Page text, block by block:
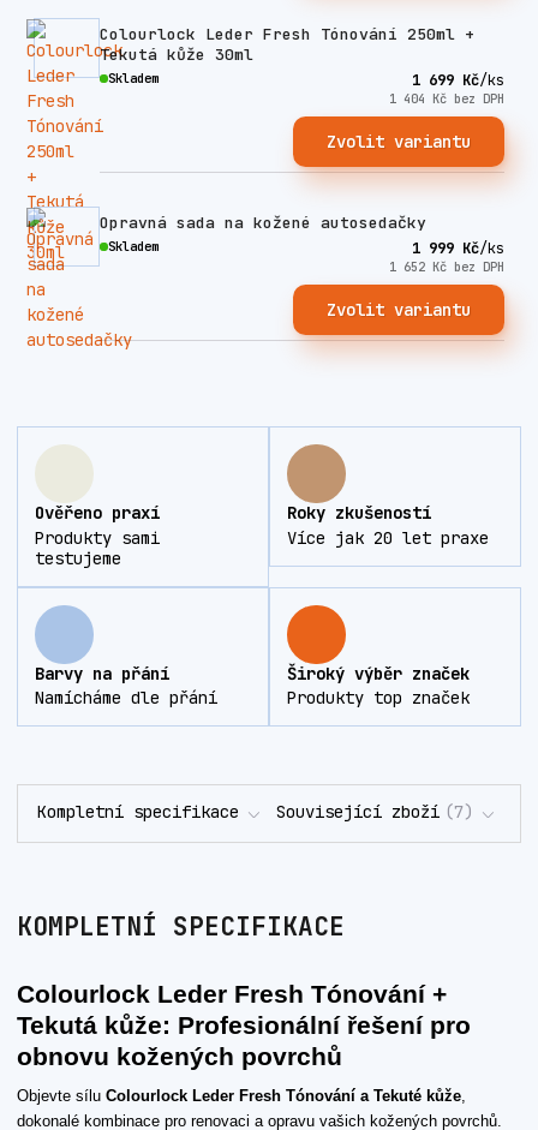
Colourlock Leder Fresh Tónování 250ml +
Tekutá kůže 30ml
1 699 Kč/ks
1 404 Kč bez DPH
Skladem
Zvolit variantu
Opravná sada na kožené autosedačky
1 999 Kč/ks
1 652 Kč bez DPH
Skladem
Zvolit variantu
Ověřeno praxí
Produkty sami
testujeme
Roky zkušeností
Více jak 20 let praxe
Barvy na přání
Namícháme dle přání
Široký výběr značek
Produkty top značek
Kompletní specifikace Související zboží 7
KOMPLETNÍ SPECIFIKACE
Colourlock Leder Fresh Tónování +
Tekutá kůže: Profesionální řešení pro
obnovu kožených povrchů
Objevte sílu Colourlock Leder Fresh Tónování a Tekuté kůže
dokonalé kombinace pro renovaci a opravu vašich kožených povrchů.